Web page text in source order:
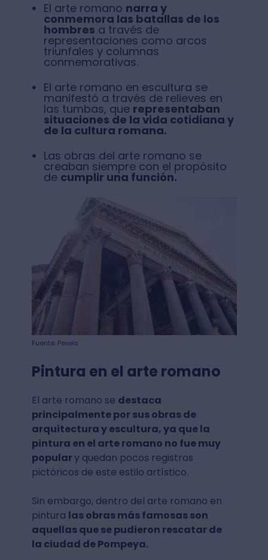
El arte romano narra y
conmemora las batallas de los
hombres a través de
representaciones como arcos
triunfales y columnas
conmemorativas.
El arte romano en escultura se
manifestó a través de relieves en
las tumbas, que representaban
situaciones de la vida cotidiana y
de la cultura romana.
Las obras del arte romano se
creaban siempre con el propósito
de cumplir una función.
Fuente: Pexels
Pintura en el arte romano
El arte romano se destaca
principalmente por sus obras de
arquitectura y escultura, ya que la
pintura en el arte romano no fue muy
populary quedan pocos registros
pictóricos de este estilo artístico.
Sin embargo, dentro del arte romano en
pintura las obras más famosas son
aquellas que se pudieron rescatar de
la ciudad de Pompeya.